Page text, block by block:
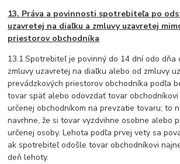
13. Práva a povinnosti spotrebiteľa po
uzavretej na diaľku a zmluvy uzavretej
priestorov obchodníka
13.1.Spotrebiteľ je povinný do 14 dní odo dňa
zmluvy uzavretej na diaľku alebo od zmluvy
prevádzkových priestorov obchodníka podľa
tovar späť alebo odovzdať tovar
určenej obchodníkom na prevzatie tovaru; to
navrhne, že si tovar vyzdvihne osobne alebo
určenej osoby. Lehota podľa prvej vety sa
ak spotrebiteľ odošle tovar obchodníkovi
deň lehoty.